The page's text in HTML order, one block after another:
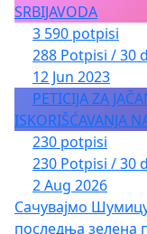
SRBIJAVODA
3 590 potpisi
288 Potpisi / 30
12 Jun 2023
PETICIJA ZA
ISKORIŠĆAVANJA
230 potpisi
230 Potpisi / 30
2 Aug 2026
Сачувајмо
последња зелена